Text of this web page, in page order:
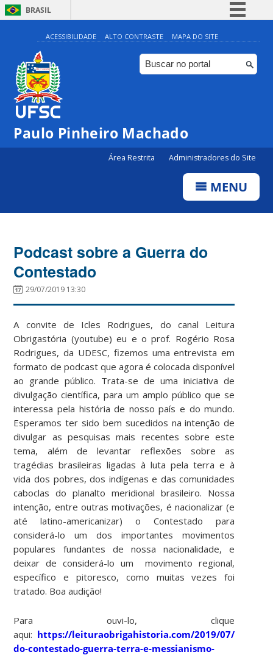
BRASIL
Simplifique!
Comunica BR
Participe
Canais
ACESSIBILIDADE ALTO CONTRASTE MAPA DO SITE
Paulo Pinheiro Machado
Área Restrita Administradores do Site
MENU
Podcast sobre a Guerra do
Contestado
29/07/2019 13:30
A convite de Icles Rodrigues, do canal Leitura
Obrigastória (youtube) eu e o prof. Rogério Rosa
Rodrigues, da UDESC, fizemos uma entrevista em
formato de podcast que agora é colocada disponível
ao grande público. Trata-se de uma iniciativa de
divulgação científica, para um amplo público que se
interessa pela história de nosso país e do mundo.
Esperamos ter sido bem sucedidos na intenção de
divulgar as pesquisas mais recentes sobre este
tema, além de levantar reflexões sobre as
tragédias brasileiras ligadas à luta pela terra e à
vida dos pobres, dos indígenas e das comunidades
caboclas do planalto meridional brasileiro. Nossa
intenção, entre outras motivações, é nacionalizar (e
até latino-americanizar) o Contestado para
considerá-lo um dos importantes movimentos
populares fundantes de nossa nacionalidade, e
deixar de considerá-lo um movimento regional,
específico e pitoresco, como muitas vezes foi
tratado. Boa audição!
Para ouvi-lo, clique
aqui: https://leituraobrigahistoria.com/2019/07/29/
do-contestado-guerra-terra-e-messianismo-